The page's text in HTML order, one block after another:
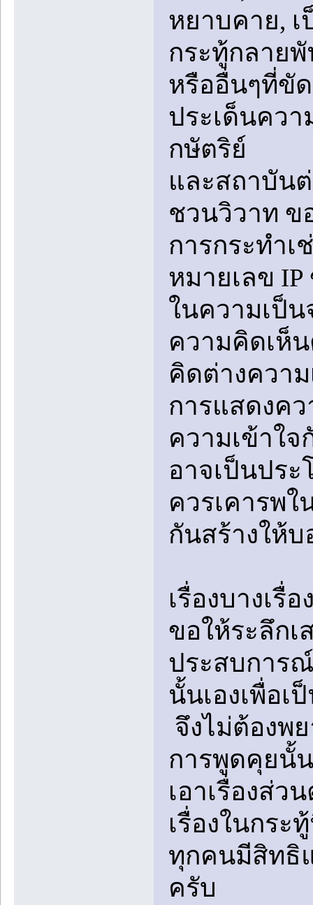
หยาบคาย, เ
กระทู้กลาย
หรืออื่นๆที่ขั
ประเด็นควา
กษัตริย์
และสถาบัน
ชวนวิวาท ข
การกระทำ
หมายเลข
ในความเป็
ความคิดเห็
คิดต่างควา
การแสดงค
ความเข้าใ
อาจเป็นปร
ควรเคารพ
กันสร้างให้
เรื่องบางเรื่
ขอให้ระลึกเ
ประสบการ
นั้นเองเพื่อ
จึงไม่ต้องพ
การพูดคุยนั้
เอาเรื่องส่
เรื่องในกร
ทุกคนมีสิทธิ
ครับ